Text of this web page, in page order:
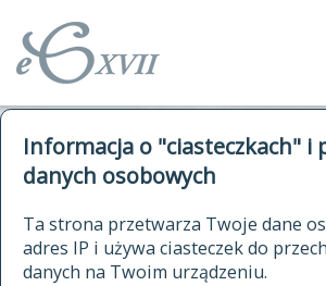
Informacja o "ciasteczkach" i
danych osobowych
Ta strona przetwarza Twoje dane
adres IP i używa ciasteczek do
danych na Twoim urządzeniu.
autorzy Słownika
historia
publikacje
źródła
kwerendy
jak cytować Słownik
ELEKTRONICZNY
JĘZYKA